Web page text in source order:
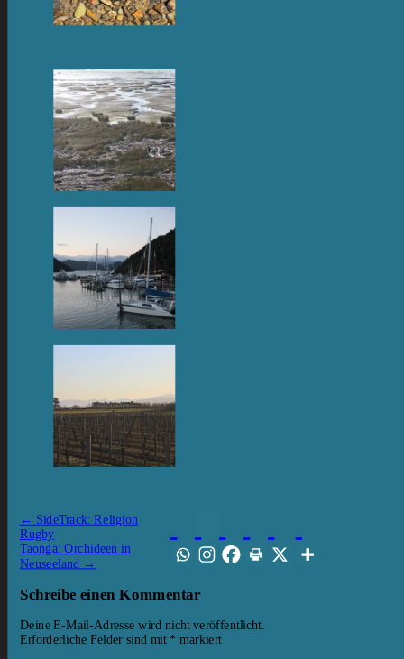
← SideTrack: Religion
Rugby
Taonga: Orchideen in
Neuseeland →
Schreibe einen Kommentar
Deine E-Mail-Adresse wird nicht veröffentlicht.
Erforderliche Felder sind mit * markiert